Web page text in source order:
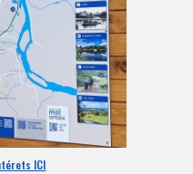
ICI